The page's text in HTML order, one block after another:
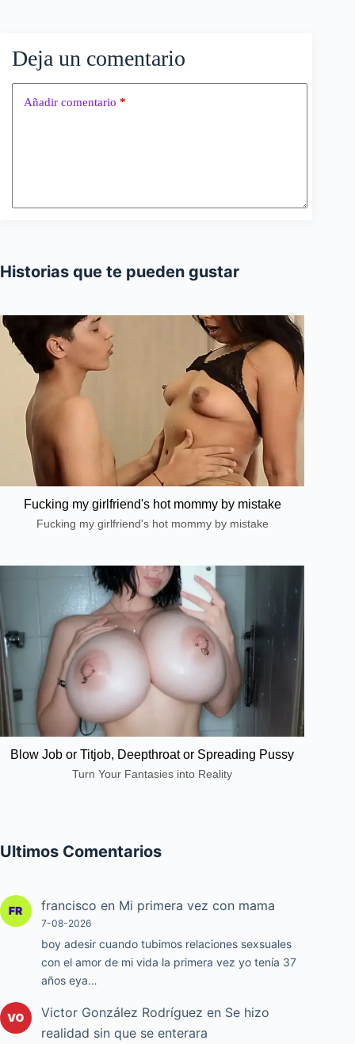
Deja un comentario
Añadir comentario *
Historias que te pueden gustar
Fucking my girlfriend's hot mommy by mistake
Fucking my girlfriend's hot mommy by mistake
Blow Job or Titjob, Deepthroat or Spreading Pussy
Turn Your Fantasies into Reality
Ultimos Comentarios
francisco en Mi primera vez con mama
7-08-2026
boy adesir cuando tubimos relaciones sexsuales
con el amor de mi vida la primera vez yo tenía 37
años eya…
Victor González Rodríguez en Se hizo
realidad sin que se enterara